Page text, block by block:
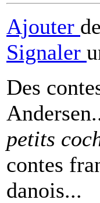
Ajouter
Signaler
Des
petits
contes
danois...